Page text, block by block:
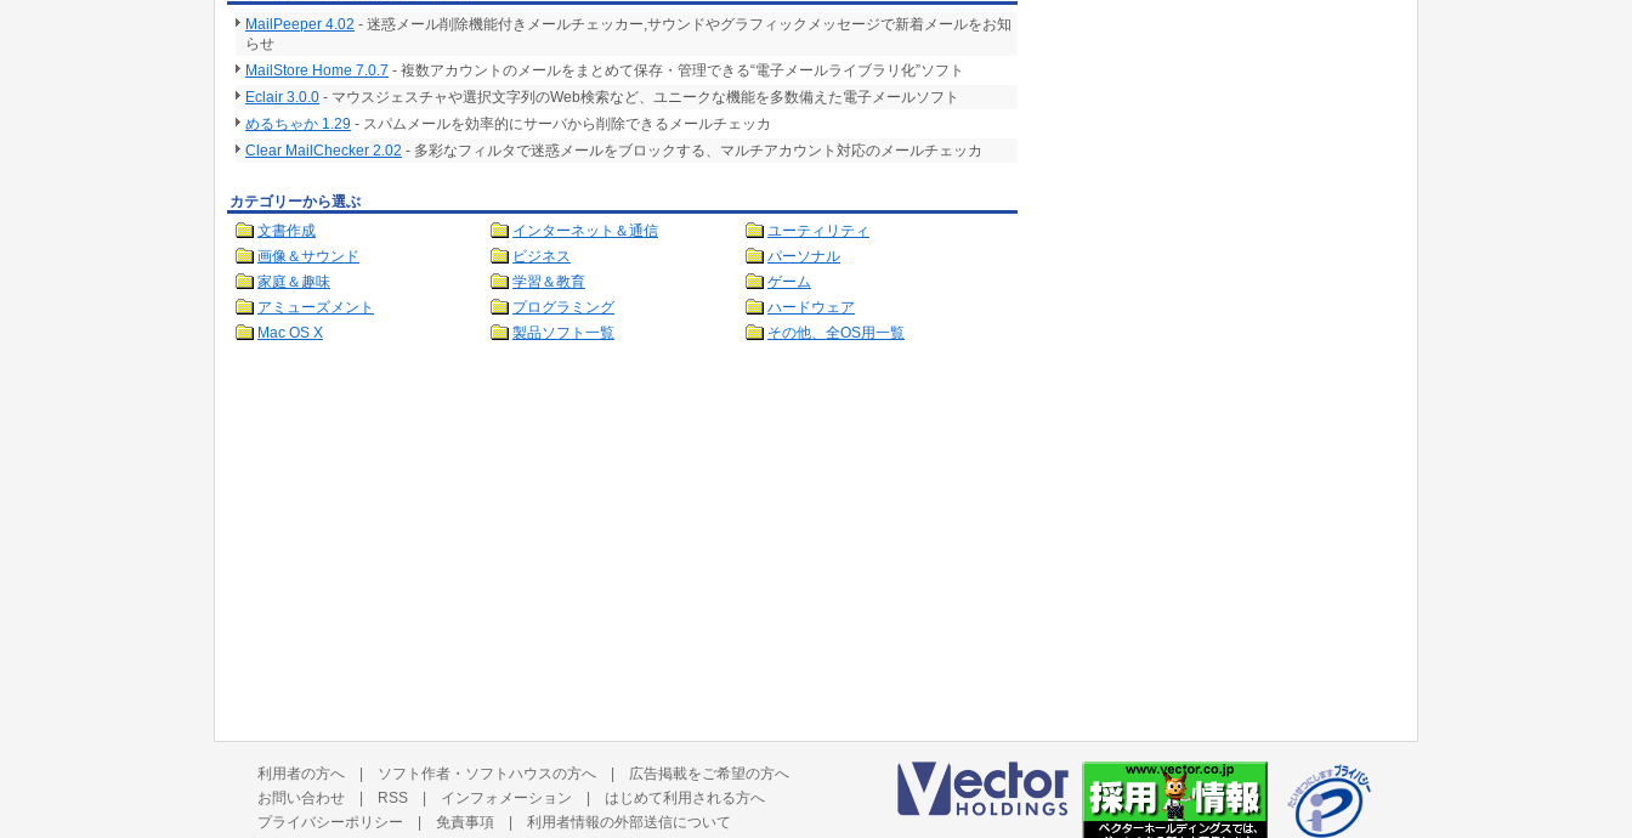
MailPeeper 4.02 - 迷惑メール削除機能付きメールチェッカー,サウンドやグラフィックメッセージで新着メールをお知
らせ
MailStore Home 7.0.7 - 複数アカウントのメールをまとめて保存・管理できる“電子メールライブラリ化”ソフト
Eclair 3.0.0 - マウスジェスチャや選択文字列のWeb検索など、ユニークな機能を多数備えた電子メールソフト
めるちゃか 1.29 - スパムメールを効率的にサーバから削除できるメールチェッカ
Clear MailChecker 2.02 - 多彩なフィルタで迷惑メールをブロックする、マルチアカウント対応のメールチェッカ
カテゴリーから選ぶ
文書作成
インターネット＆通信
ユーティリティ
画像＆サウンド
ビジネス
パーソナル
家庭＆趣味
学習＆教育
ゲーム
アミューズメント
プログラミング
ハードウェア
Mac OS X
製品ソフト一覧 その他、全OS用一覧
利用者の方へ | ソフト作者・ソフトハウスの方へ | 広告掲載をご希望の方へ
お問い合わせ | RSS | インフォメーション | はじめて利用される方へ
プライバシーポリシー | 免責事項 | 利用者情報の外部送信について